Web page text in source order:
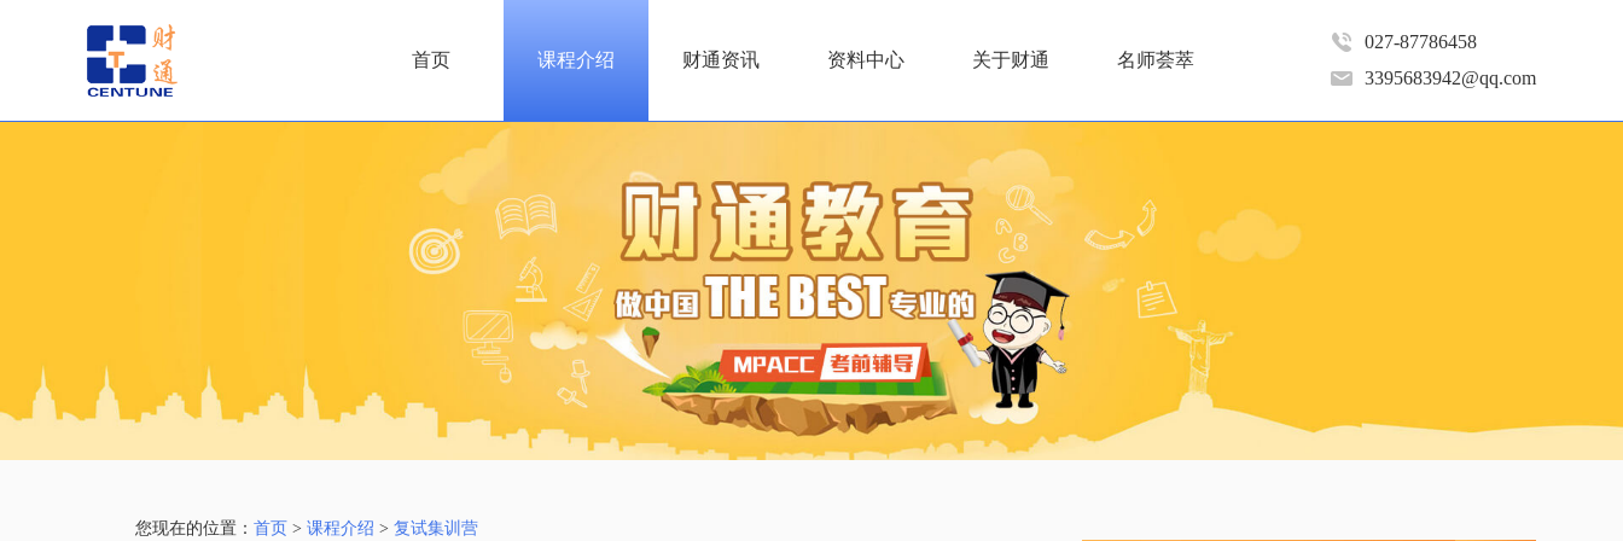
首页 课程介绍 财通资讯 资料中心 关于财通 名师荟萃
027-87786458
3395683942@qq.com
您现在的位置： 首页 > 课程介绍 > 复试集训营